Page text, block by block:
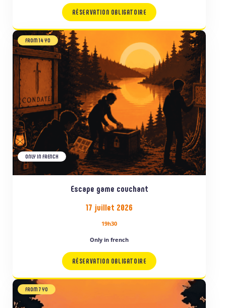
RÉSERVATION OBLIGATOIRE
FROM 14 YO
ONLY IN FRENCH
Escape game couchant
17 juillet 2026
19h30
Only in french
RÉSERVATION OBLIGATOIRE
FROM 7 YO